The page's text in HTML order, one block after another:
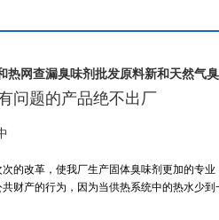
热网查漏臭味剂批发原料新和天然气
问题的产品绝不出厂
的改革，使我厂生产固体臭味剂更加的专
财产的行为，因为当供热系统中的热水少